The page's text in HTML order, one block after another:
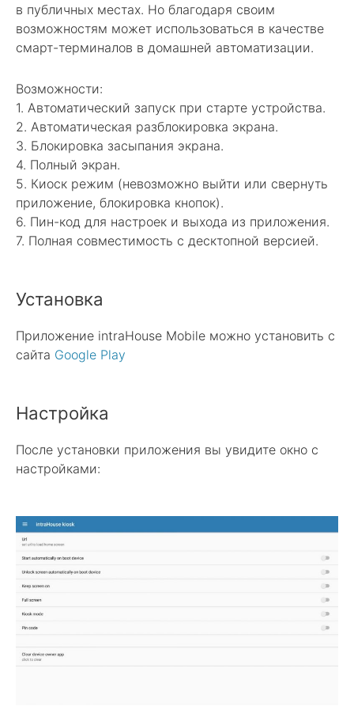
в публичных местах. Но благодаря своим
возможностям может использоваться в качестве
смарт-терминалов в домашней автоматизации.
Возможности:
1. Автоматический запуск при старте устройства.
2. Автоматическая разблокировка экрана.
3. Блокировка засыпания экрана.
4. Полный экран.
5. Киоск режим (невозможно выйти или свернуть
приложение, блокировка кнопок).
6. Пин-код для настроек и выхода из приложения.
7. Полная совместимость с десктопной версией.
Установка
Приложение intraHouse Mobile можно установить с
сайта Google Play
Настройка
После установки приложения вы увидите окно с
настройками: